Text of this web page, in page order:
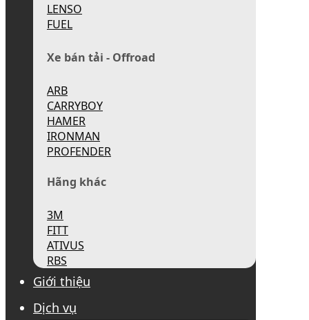
LENSO
FUEL
Xe bán tải - Offroad
ARB
CARRYBOY
HAMER
IRONMAN
PROFENDER
Hãng khác
3M
FITT
ATIVUS
RBS
Giới thiệu
Dịch vụ